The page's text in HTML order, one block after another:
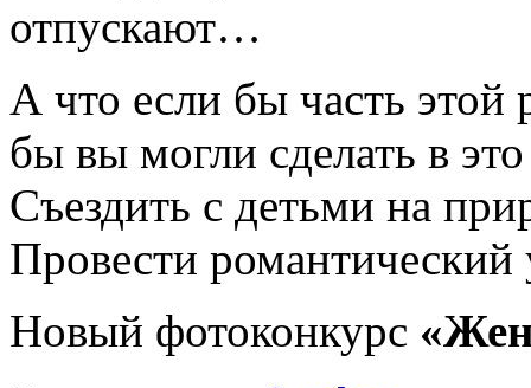
отпускают…
А что если бы часть этой
бы вы могли сделать в
Съездить с детьми на
Провести
Новый фотоконкурс